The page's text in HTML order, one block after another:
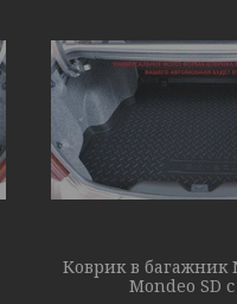
Коврик в багажник
Mondeo SD